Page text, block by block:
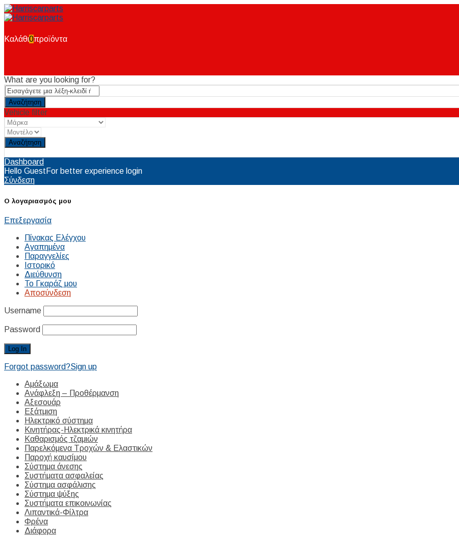
Καλάθι0προϊόντα
What are you looking for?
Vehicle filter
Dashboard
Hello Guest For better experience login
Σύνδεση
Ο λογαριασμός μου
Επεξεργασία
Πίνακας Ελέγχου
Αγαπημένα
Παραγγελίες
Ιστορικό
Διεύθυνση
Το Γκαράζ μου
Αποσύνδεση
Username
Password
Forgot password?Sign up
Αμάξωμα
Ανάφλεξη – Προθέρμανση
Αξεσουάρ
Εξάτμιση
Ηλεκτρικό σύστημα
Κινητήρας-Ηλεκτρικά κινητήρα
Καθαρισμός τζαμιών
Παρελκόμενα Τροχών & Ελαστικών
Παροχή καυσίμου
Σύστημα άνεσης
Συστήματα ασφαλείας
Σύστημα ασφάλισης
Σύστημα ψύξης
Συστήματα επικοινωνίας
Λιπαντικά-Φίλτρα
Φρένα
Διάφορα